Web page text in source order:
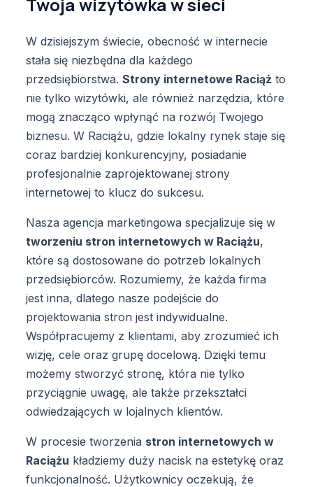
W dzisiejszym świecie, obecność w internecie
stała się niezbędna dla każdego
przedsiębiorstwa.Strony internetowe Raciąż to
nie tylko wizytówki, ale również narzędzia, które
mogą znacząco wpłynąć na rozwój Twojego
biznesu. W Raciążu, gdzie lokalny rynek staje się
coraz bardziej konkurencyjny, posiadanie
profesjonalnie zaprojektowanej strony
internetowej to klucz do sukcesu.
Nasza agencja marketingowa specjalizuje się w
tworzeniu stron internetowych w Raciążu,
które są dostosowane do potrzeb lokalnych
przedsiębiorców. Rozumiemy, że każda firma
jest inna, dlatego nasze podejście do
projektowania stron jest indywidualne.
Współpracujemy z klientami, aby zrozumieć ich
wizję, cele oraz grupę docelową. Dzięki temu
możemy stworzyć stronę, która nie tylko
przyciągnie uwagę, ale także przekształci
odwiedzających w lojalnych klientów.
W procesie tworzenia stron internetowych w
Raciążu kładziemy duży nacisk na estetykę oraz
funkcjonalność. Użytkownicy oczekują, że